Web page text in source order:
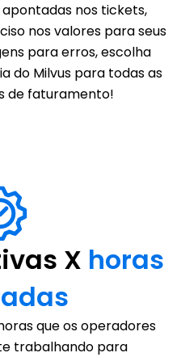
nos tickets,
nos valores para seus
para erros, escolha
do Milvus para todas as
de faturamento!
X horas
que os operadores
trabalhando para